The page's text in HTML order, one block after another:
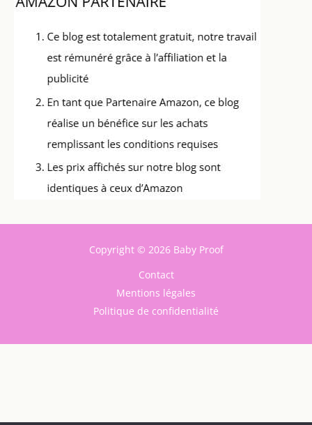
Copyright © 2026 Baby Proof
Contact
Mentions légales
Politique de confidentialité